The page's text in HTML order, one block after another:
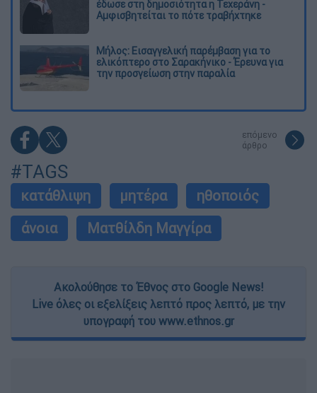
έδωσε στη δημοσιότητα η Τεχεράνη -
Αμφισβητείται το πότε τραβήχτηκε
Μήλος: Εισαγγελική παρέμβαση για το
ελικόπτερο στο Σαρακήνικο - Έρευνα για
την προσγείωση στην παραλία
επόμενο
άρθρο
#TAGS
κατάθλιψη μητέρα
ηθοποιός
άνοια
Ματθίλδη Μαγγίρα
Ακολούθησε το Έθνος στο Google News!
Live όλες οι εξελίξεις λεπτό προς λεπτό, με την
υπογραφή του www.ethnos.gr